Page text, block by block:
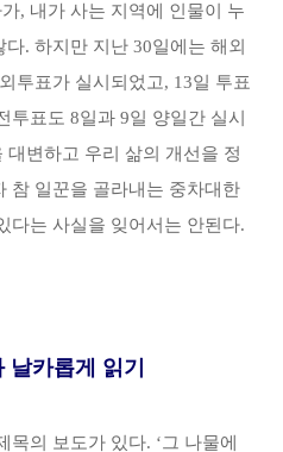
, 내가 사는 지역에 인물이 누
. 하지만 지난 30일에는 해외
투표가 실시되었고, 13일 투표
투표도 8일과 9일 양일간 실시
변하고 우리 삶의 개선을 정
참 일꾼을 골라내는 중차대한
다는 사실을 잊어서는 안된다.
카롭게 읽기
의 보도가 있다. ‘그 나물에